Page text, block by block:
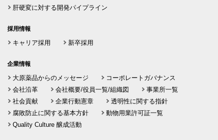
肝硬変に対する開発パイプライン
採用情報
キャリア採用 新卒採用
企業情報
大原薬品からのメッセージ
コーポレートガバナンス
会社沿革
会社概要/役員一覧/組織図
事業所一覧
社会貢献
企業行動憲章
透明性に関する指針
腐敗防止に関する基本方針
動物用業許可証一覧
Quality Culture 醸成活動